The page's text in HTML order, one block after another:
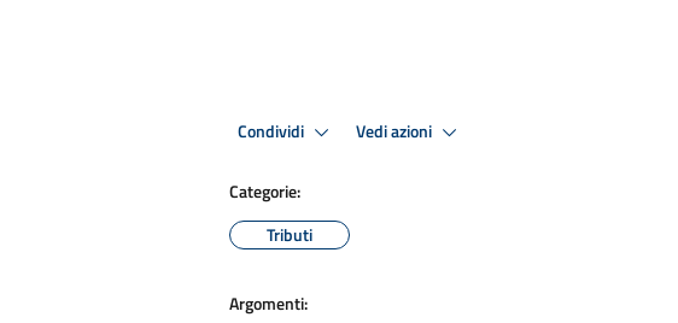
Condividi Vedi azioni
Categorie:
Tributi
Argomenti: